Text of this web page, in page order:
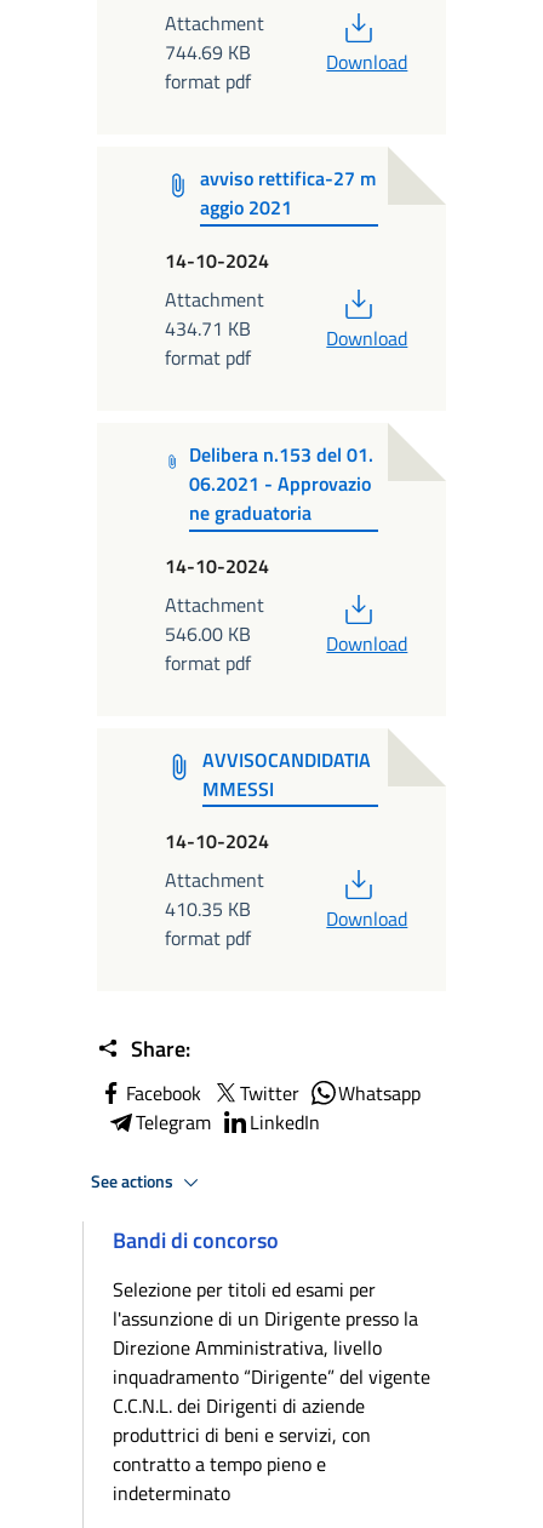
Attachment
744.69 KB
format pdf
Download
avviso rettifica-27 m
aggio 2021
14-10-2024
Attachment
434.71 KB
format pdf
Download
Delibera n.153 del 01.
06.2021 - Approvazio
ne graduatoria
14-10-2024
Attachment
546.00 KB
format pdf
Download
AVVISOCANDIDATIA
MMESSI
14-10-2024
Attachment
410.35 KB
format pdf
Download
Share:
Facebook Twitter
Whatsapp
Telegram
LinkedIn
See actions
Bandi di concorso
Selezione per titoli ed esami per
l'assunzione di un Dirigente presso la
Direzione Amministrativa, livello
inquadramento “Dirigente” del vigente
C.C.N.L. dei Dirigenti di aziende
produttrici di beni e servizi, con
contratto a tempo pieno e
indeterminato